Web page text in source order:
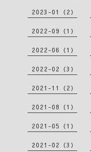
2023-01（2）
2022-09（1）
2022-06（1）
2022-02（3）
2021-11（2）
2021-08（1）
2021-05（1）
2021-02（3）